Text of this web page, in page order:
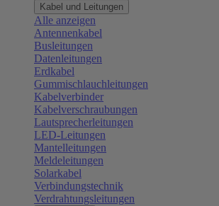
Kabel und Leitungen
Alle anzeigen
Antennenkabel
Busleitungen
Datenleitungen
Erdkabel
Gummischlauchleitungen
Kabelverbinder
Kabelverschraubungen
Lautsprecherleitungen
LED-Leitungen
Mantelleitungen
Meldeleitungen
Solarkabel
Verbindungstechnik
Verdrahtungsleitungen